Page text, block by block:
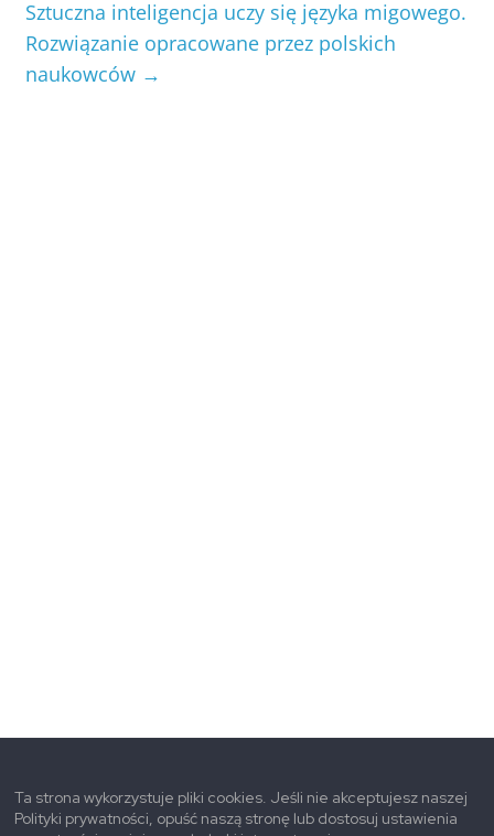
Sztuczna inteligencja uczy się języka migowego.
Rozwiązanie opracowane przez polskich
naukowców →
Ta strona wykorzystuje pliki cookies. Jeśli nie akceptujesz naszej
Polityki prywatności, opuść naszą stronę lub dostosuj ustawienia